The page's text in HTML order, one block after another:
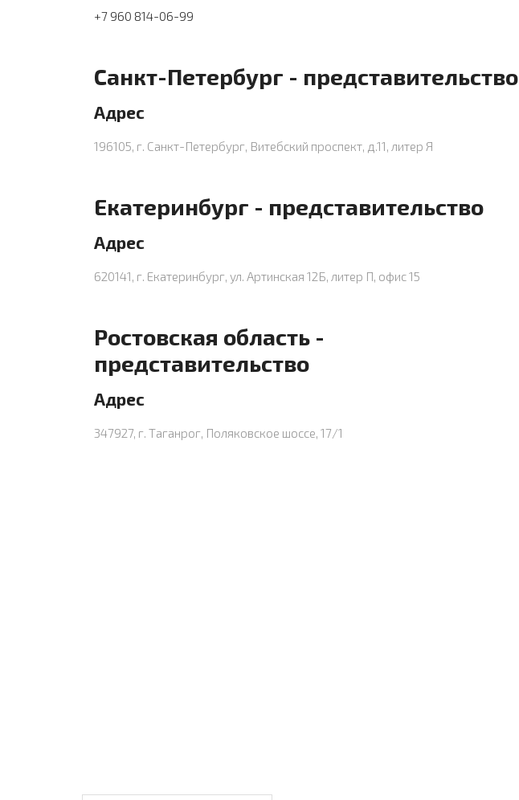
+7 960 814-06-99
Санкт-Петербург - представительство
Адрес
196105, г. Санкт-Петербург, Витебский проспект, д.11, литер Я
Екатеринбург - представительство
Адрес
620141, г. Екатеринбург, ул. Артинская 12Б, литер П, офис 15
Ростовская область -
представительство
Адрес
347927, г. Таганрог, Поляковское шоссе, 17/1